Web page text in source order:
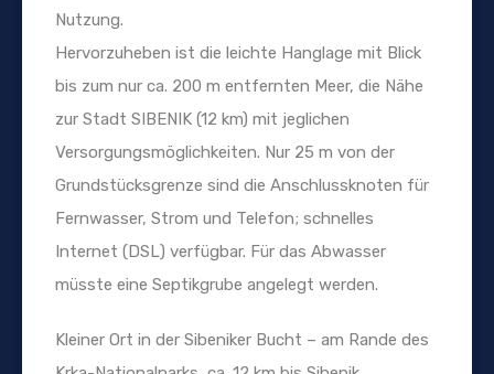
Nutzung.
Hervorzuheben ist die leichte Hanglage mit Blick
bis zum nur ca. 200 m entfernten Meer, die Nähe
zur Stadt SIBENIK (12 km) mit jeglichen
Versorgungsmöglichkeiten. Nur 25 m von der
Grundstücksgrenze sind die Anschlussknoten für
Fernwasser, Strom und Telefon; schnelles
Internet (DSL) verfügbar. Für das Abwasser
müsste eine Septikgrube angelegt werden.
Kleiner Ort in der Sibeniker Bucht – am Rande des